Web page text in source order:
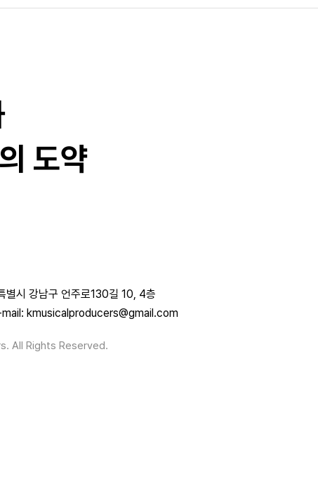
도약
별시 강남구 언주로130길 10, 4층
kmusicalproducers@gmail.com
All Rights Reserved.